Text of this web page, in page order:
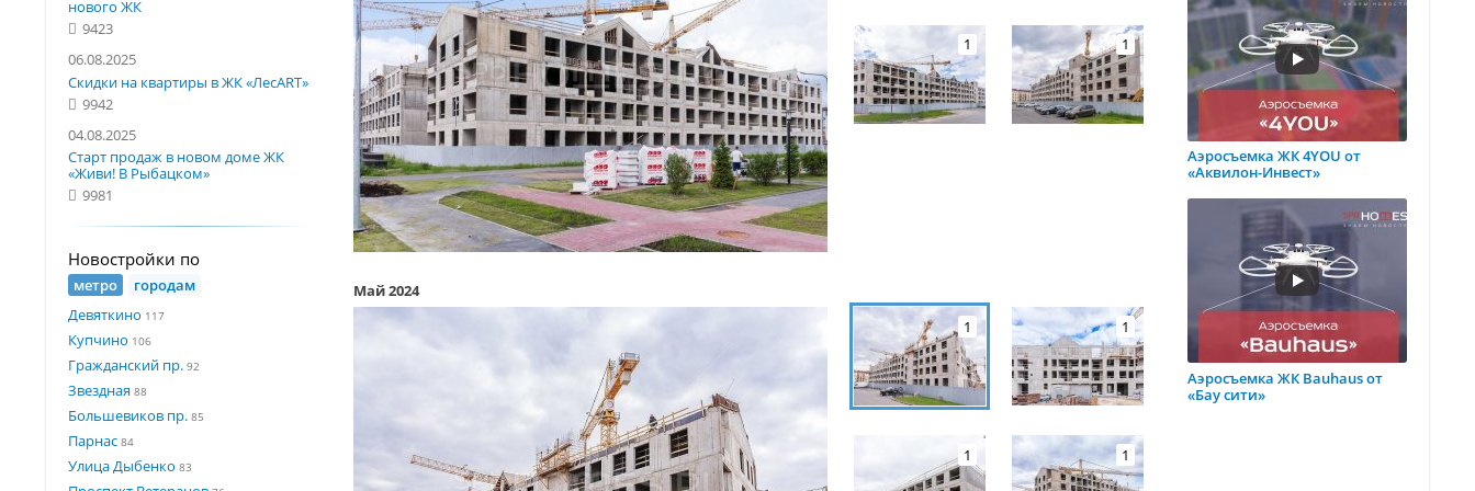
нового ЖК
9423
06.08.2025
Скидки на квартиры в ЖК «ЛесART»
9942
04.08.2025
Старт продаж в новом доме ЖК
«Живи! В Рыбацком»
9981
Новостройки по
метро
городам
Девяткино 117
Купчино 106
Гражданский пр. 92
Звездная 88
Большевиков пр. 85
Парнас 84
Улица Дыбенко 83
1 1
Май 2024
1
1
1 1
Аэросъемка ЖК 4YOU от
«Аквилон-Инвест»
Аэросъемка ЖК Bauhaus от
«Бау сити»